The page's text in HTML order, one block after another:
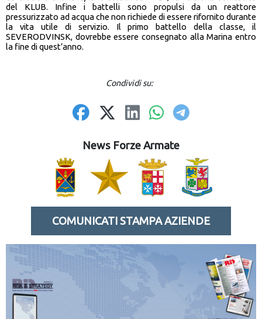
del KLUB. Infine i battelli sono propulsi da un reattore
pressurizzato ad acqua che non richiede di essere rifornito durante
la vita utile di servizio. Il primo battello della classe, il
SEVERODVINSK, dovrebbe essere consegnato alla Marina entro
la fine di quest’anno.
Condividi su:
News Forze Armate
COMUNICATI STAMPA AZIENDE